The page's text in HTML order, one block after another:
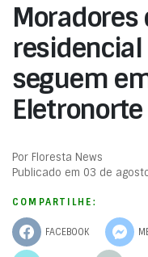
Moradores
seguem
Por Floresta News
Publicado em 03 de
COMPARTILHE:
FACEBOOK